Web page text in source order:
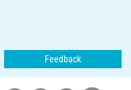
Feedback